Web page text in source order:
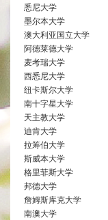
悉尼大学
墨尔本大学
澳大利亚国立大学
阿德莱德大学
麦考瑞大学
西悉尼大学
纽卡斯尔大学
南十字星大学
天主教大学
迪肯大学
拉筹伯大学
斯威本大学
格里菲斯大学
邦德大学
詹姆斯库克大学
南澳大学